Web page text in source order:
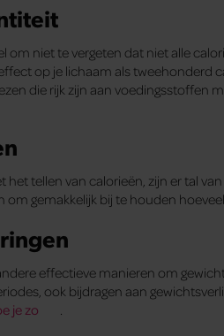
om niet te vergeten dat niet alle
op je lichaam als tweehonderd
die rijk zijn aan voedingsstoffen
het tellen van calorieën, zijn er tal
om gemakkelijk bij te houden
effectieve manieren om
ook bijdragen aan
je zo